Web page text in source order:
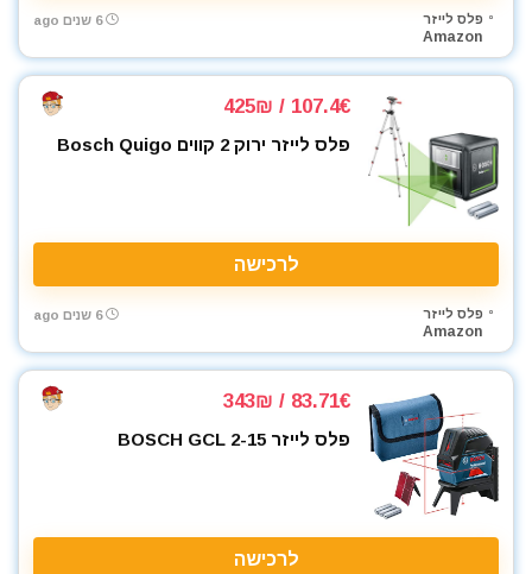
פלס לייזר
Amazon
6 שנים ago
107.4€ / 425₪
פלס לייזר ירוק 2 קווים Bosch Quigo
לרכישה
פלס לייזר
Amazon
6 שנים ago
83.71€ / 343₪
פלס לייזר BOSCH GCL 2-15
לרכישה